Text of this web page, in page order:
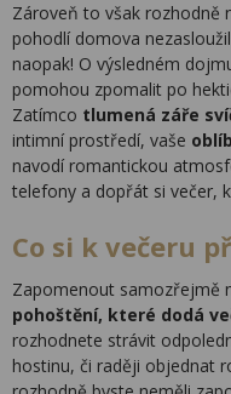
Zároveň to však rozhodně
pohodlí domova
naopak! O výsledném
pomohou zpomalit po
Zatímco tlumená záře
intimní prostředí, vaše
navodí romantickou
telefony a dopřát si večer,
Co si k večeru
Zapomenout samozřejmě
pohoštění, které dodá
rozhodnete strávit
hostinu, či raději objednat